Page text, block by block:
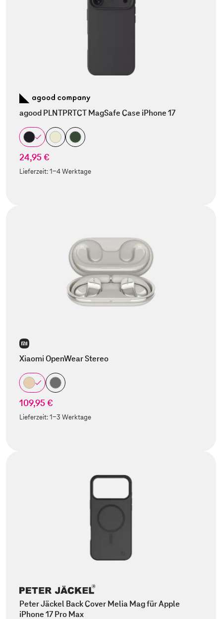
agood PLNTPRTCT MagSafe Case iPhone 17
24,95 €
Lieferzeit:1-4 Werktage
Xiaomi OpenWear Stereo
109,95 €
Lieferzeit:1-3 Werktage
Peter Jäckel Back Cover Melia Mag für Apple
iPhone 17 Pro Max